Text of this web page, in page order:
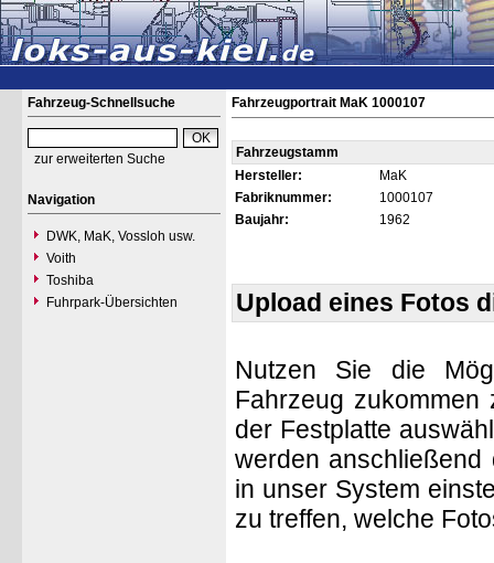
Fahrzeug-Schnellsuche
zur erweiterten Suche
Navigation
DWK, MaK, Vossloh usw.
Voith
Toshiba
Fuhrpark-Übersichten
Fahrzeugportrait MaK 1000107
Fahrzeugstamm
Hersteller:
MaK
Fabriknummer:
1000107
Baujahr:
1962
Upload eines Fotos
Nutzen Sie die
Fahrzeug
der Festplatte
werden anschließend
in unser System
zu treffen, welche